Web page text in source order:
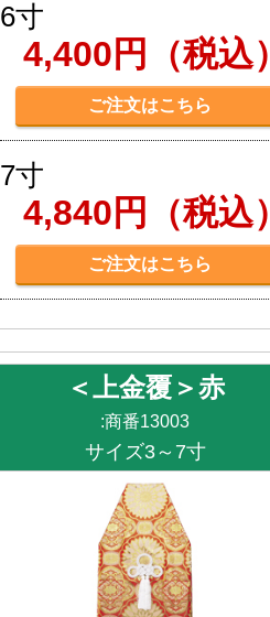
6寸
4,400円（税込）
ご注文はこちら
7寸
4,840円（税込）
ご注文はこちら
＜上金覆＞赤
:商番13003
サイズ3～7寸